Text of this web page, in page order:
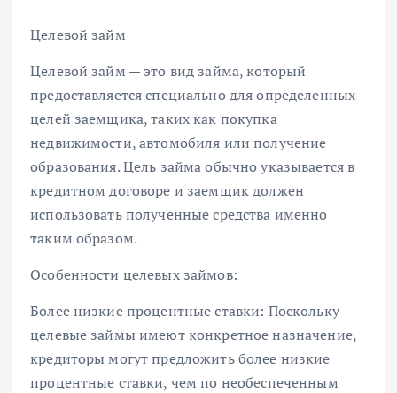
Целевой займ
Целевой займ — это вид займа, который
предоставляется специально для определенных
целей заемщика, таких как покупка
недвижимости, автомобиля или получение
образования. Цель займа обычно указывается в
кредитном договоре и заемщик должен
использовать полученные средства именно
таким образом.
Особенности целевых займов:
Более низкие процентные ставки: Поскольку
целевые займы имеют конкретное назначение,
кредиторы могут предложить более низкие
процентные ставки, чем по необеспеченным